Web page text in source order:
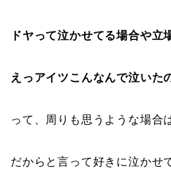
ドヤって泣かせてる場合や立
えっアイツこんなんで泣いた
って、周りも思うような場合
だからと言って好きに泣かせ